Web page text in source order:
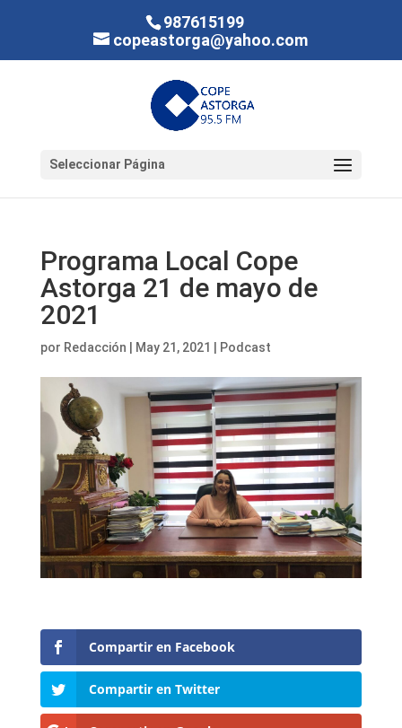
987615199
copeastorga@yahoo.com
Seleccionar Página
Programa Local Cope
Astorga 21 de mayo de
2021
por Redacción May 21, 2021 Podcast
Compartir en Facebook
Compartir en Twitter